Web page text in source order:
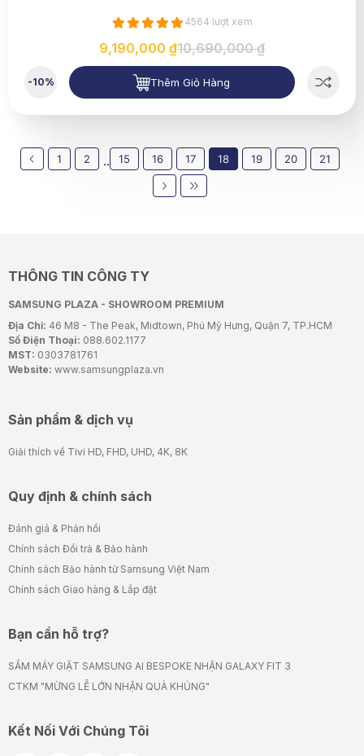
4564 lượt xem
9,190,000 ₫10,690,000 ₫
-10% Thêm Giỏ Hàng
1 2 .. 15 16 17 18 19 20 21
THÔNG TIN CÔNG TY
SAMSUNG PLAZA - SHOWROOM PREMIUM
Địa Chỉ: 46 M8 - The Peak, Midtown, Phú Mỹ Hưng, Quận 7, TP.HCM
Số Điện Thoại: 088.602.1177
MST: 0303781761
Website: www.samsungplaza.vn
Sản phẩm & dịch vụ
Giải thích về Tivi HD, FHD, UHD, 4K, 8K
Quy định & chính sách
Đánh giá & Phản hồi
Chính sách Đổi trả & Bảo hành
Chính sách Bảo hành từ Samsung Việt Nam
Chính sách Giao hàng & Lắp đặt
Bạn cần hỗ trợ?
SẮM MÁY GIẶT SAMSUNG AI BESPOKE NHẬN GALAXY FIT 3
CTKM "MỪNG LỄ LỚN NHẬN QUÀ KHỦNG"
Kết Nối Với Chúng Tôi